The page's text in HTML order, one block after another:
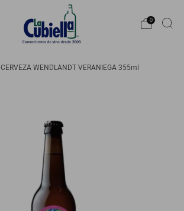
0
CERVEZA WENDLANDT VERANIEGA 355ml